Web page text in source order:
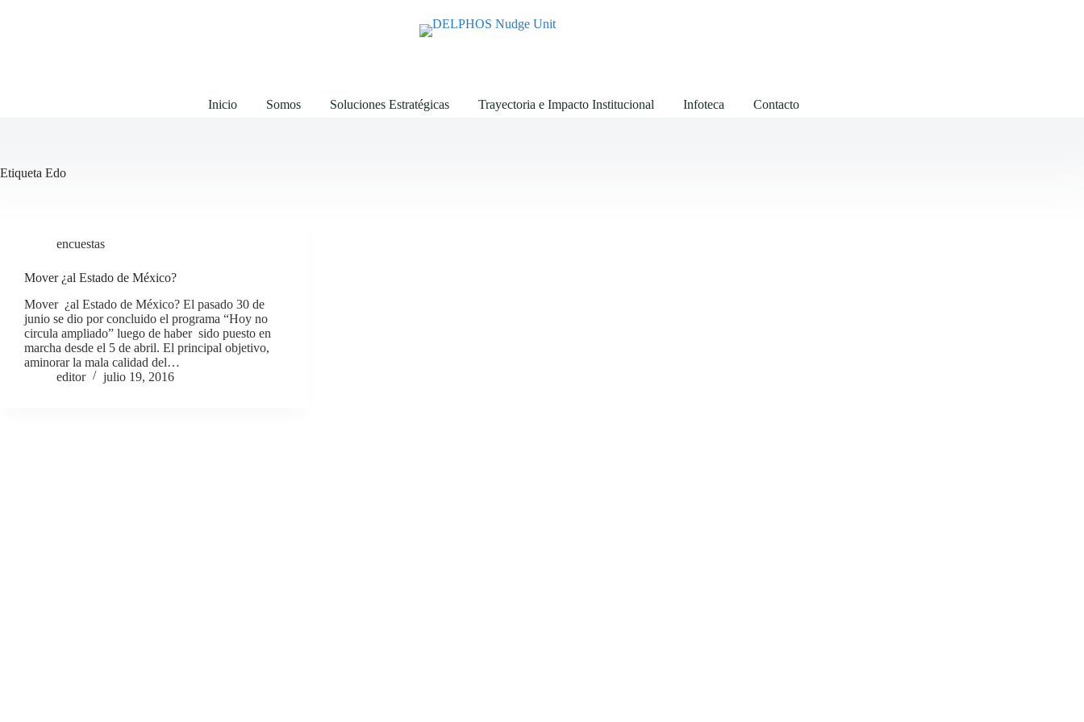
Inicio Somos Soluciones Estratégicas Trayectoria e Impacto Institucional Infoteca Contacto
Etiqueta Edo
encuestas
Mover ¿al Estado de México?
Mover ¿al Estado de México? El pasado 30 de
junio se dio por concluido el programa “Hoy no
circula ampliado” luego de haber sido puesto en
marcha desde el 5 de abril. El principal objetivo,
aminorar la mala calidad del…
editor
julio 19, 2016